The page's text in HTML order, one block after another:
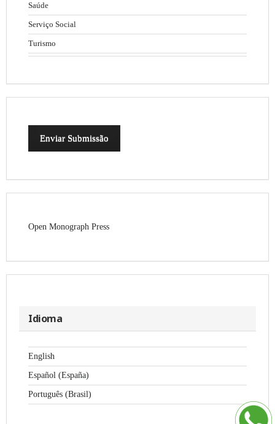
Saúde
Serviço Social
Turismo
Enviar Submissão
Open Monograph Press
Idioma
English
Español (España)
Português (Brasil)